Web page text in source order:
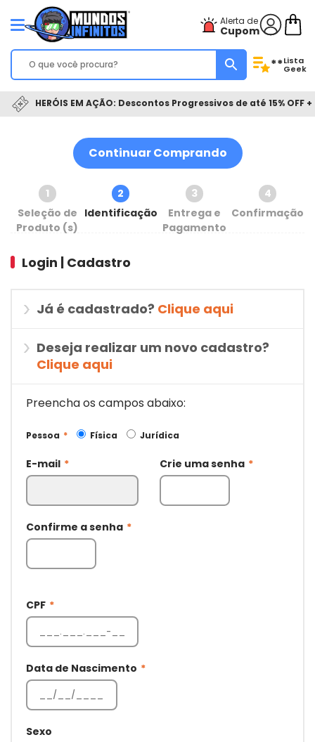
Alerta de
Cupom
**Lista
Geek
HERÓIS EM AÇÃO: Descontos Progressivos de até 15% OFF
Continuar Comprando
1
Seleção de
Produto (s)
2
Identificação
3
Entrega e
Pagamento
4
Confirmação
Login | Cadastro
Já é cadastrado? Clique aqui
Deseja realizar um novo cadastro?
Clique aqui
Preencha os campos abaixo:
Pessoa * Física Jurídica
E-mail * Crie uma senha *
Confirme a senha *
CPF *
Data de Nascimento *
Sexo